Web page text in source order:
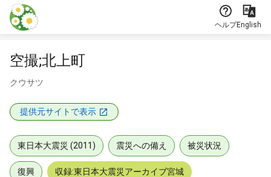
本文に飛ぶ
ヘルプEnglish
空撮;北上町
クウサツ
提供元サイトで表示
東日本大震災 (2011) 震災への備え 被災状況
復興 収録:東日本大震災アーカイブ宮城